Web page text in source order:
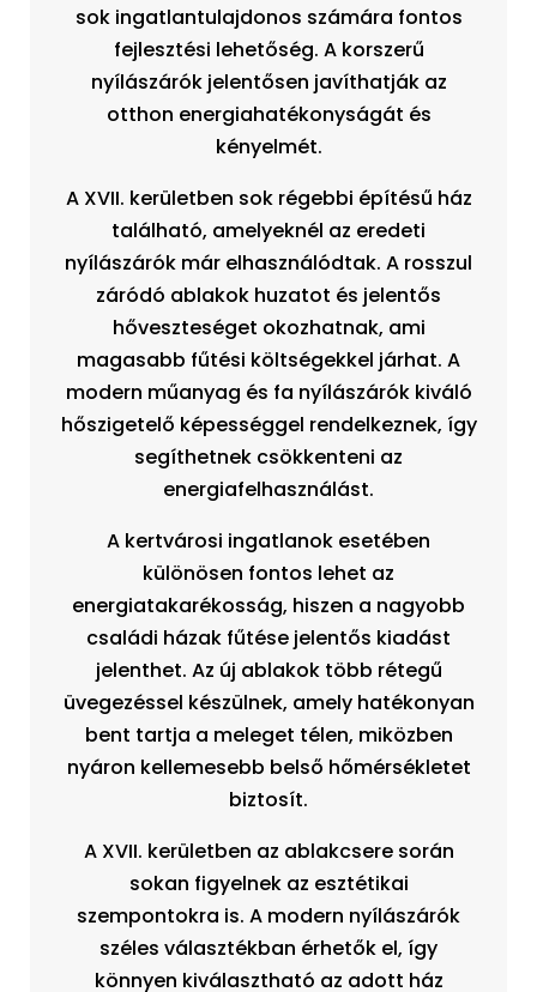
sok ingatlantulajdonos számára fontos
fejlesztési lehetőség. A korszerű
nyílászárók jelentősen javíthatják az
otthon energiahatékonyságát és
kényelmét.
A XVII. kerületben sok régebbi építésű ház
található, amelyeknél az eredeti
nyílászárók már elhasználódtak. A rosszul
záródó ablakok huzatot és jelentős
hőveszteséget okozhatnak, ami
magasabb fűtési költségekkel járhat. A
modern műanyag és fa nyílászárók kiváló
hőszigetelő képességgel rendelkeznek, így
segíthetnek csökkenteni az
energiafelhasználást.
A kertvárosi ingatlanok esetében
különösen fontos lehet az
energiatakarékosság, hiszen a nagyobb
családi házak fűtése jelentős kiadást
jelenthet. Az új ablakok több rétegű
üvegezéssel készülnek, amely hatékonyan
bent tartja a meleget télen, miközben
nyáron kellemesebb belső hőmérsékletet
biztosít.
A XVII. kerületben az ablakcsere során
sokan figyelnek az esztétikai
szempontokra is. A modern nyílászárók
széles választékban érhetők el, így
könnyen kiválasztható az adott ház